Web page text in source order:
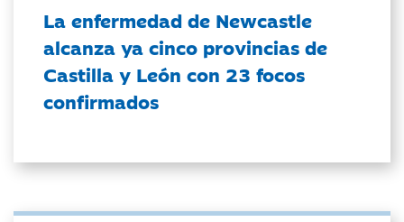
La enfermedad de Newcastle
alcanza ya cinco provincias de
Castilla y León con 23 focos
confirmados